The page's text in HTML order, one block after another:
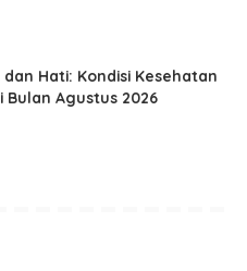
dan Hati: Kondisi Kesehatan
Bulan Agustus 2026